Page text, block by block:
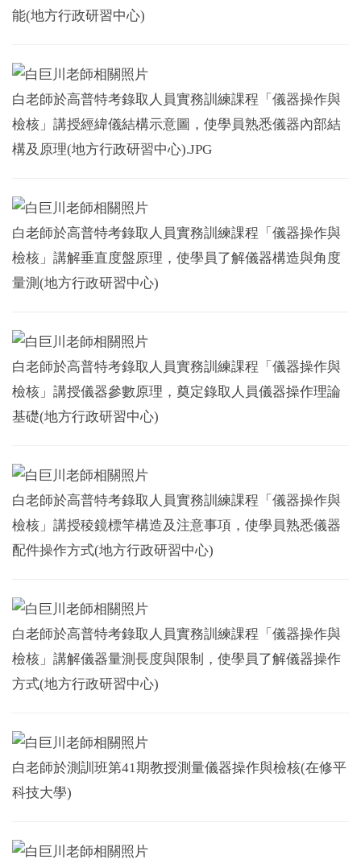
能(地方行政研習中心)
白老師於高普特考錄取人員實務訓練課程「儀器操作與
檢核」講授經緯儀結構示意圖，使學員熟悉儀器內部結
構及原理(地方行政研習中心).JPG
白老師於高普特考錄取人員實務訓練課程「儀器操作與
檢核」講解垂直度盤原理，使學員了解儀器構造與角度
量測(地方行政研習中心)
白老師於高普特考錄取人員實務訓練課程「儀器操作與
檢核」講授儀器參數原理，奠定錄取人員儀器操作理論
基礎(地方行政研習中心)
白老師於高普特考錄取人員實務訓練課程「儀器操作與
檢核」講授稜鏡標竿構造及注意事項，使學員熟悉儀器
配件操作方式(地方行政研習中心)
白老師於高普特考錄取人員實務訓練課程「儀器操作與
檢核」講解儀器量測長度與限制，使學員了解儀器操作
方式(地方行政研習中心)
白老師於測訓班第41期教授測量儀器操作與檢核(在修平
科技大學)